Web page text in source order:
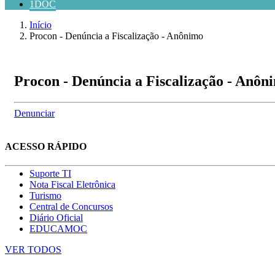
1DOC
Início
Procon - Denúncia a Fiscalização - Anônimo
Procon - Denúncia a Fiscalização -
Denunciar
ACESSO RÁPIDO
Suporte TI
Nota Fiscal Eletrônica
Turismo
Central de Concursos
Diário Oficial
EDUCAMOC
VER TODOS